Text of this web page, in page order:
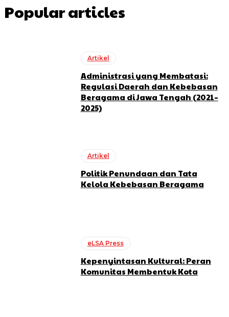
Popular articles
Artikel
Administrasi yang Membatasi:
Regulasi Daerah dan Kebebasan
Beragama di Jawa Tengah (2021–
2025)
Artikel
Politik Penundaan dan Tata
Kelola Kebebasan Beragama
eLSA Press
Kepenyintasan Kultural: Peran
Komunitas Membentuk Kota